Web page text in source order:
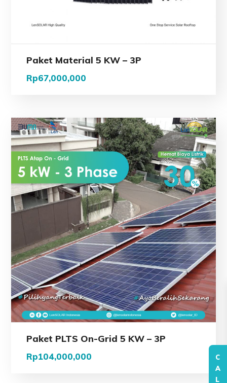
Paket Material 5 KW – 3P
Rp67,000,000
Paket PLTS On-Grid 5 KW – 3P
Rp104,000,000
C
A
L